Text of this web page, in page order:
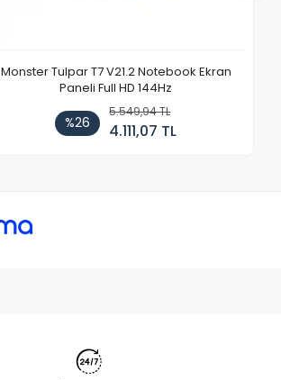
Monster Tulpar T7 V21.2 Notebook Ekran
Paneli Full HD 144Hz
%26
5.549,94 TL
4.111,07 TL